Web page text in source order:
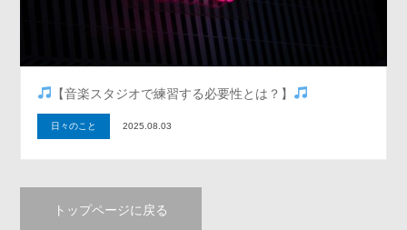
【音楽スタジオで練習する必要性とは？】
日々のこと 2025.08.03
トップページに戻る